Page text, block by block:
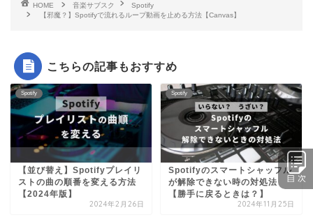
HOME 音楽サブスク
Spotify
【邪魔？】Spotifyで流れるループ動画を止める方法【Canvas】
こちらの記事もおすすめ
Spotify
【並び替え】Spotifyプレイリ
ストの曲の順番を変える方法
【2024年版】
2024年2月26日
Spotify
Spotifyのスマートシャッフル
が解除できない時の対処法
【勝手に戻るときは？】
2024年11月25日